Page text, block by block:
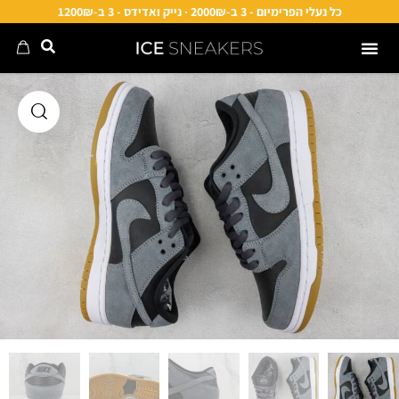
כל נעלי הפרימיום - 3 ב-2000₪ · נייק ואדידס - 3 ב-1200₪